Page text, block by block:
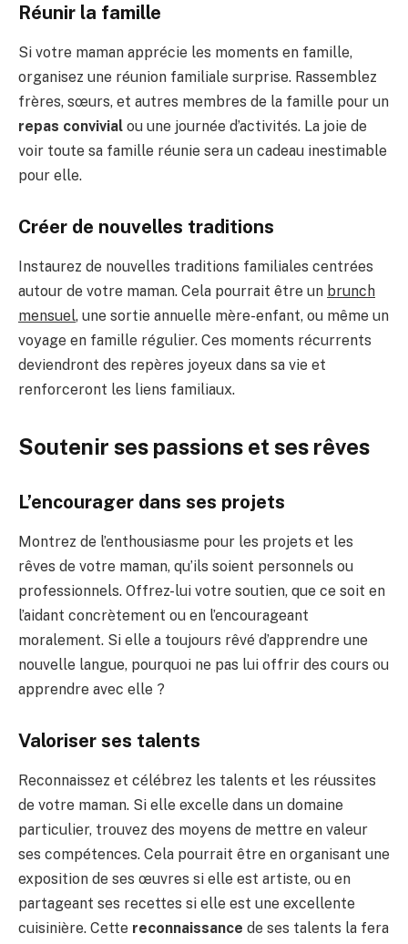
Réunir la famille
Si votre maman apprécie les moments en famille,
organisez une réunion familiale surprise. Rassemblez
frères, sœurs, et autres membres de la famille pour un
repas convivial ou une journée d’activités. La joie de
voir toute sa famille réunie sera un cadeau inestimable
pour elle.
Créer de nouvelles traditions
Instaurez de nouvelles traditions familiales centrées
autour de votre maman. Cela pourrait être un brunch
mensuel, une sortie annuelle mère-enfant, ou même un
voyage en famille régulier. Ces moments récurrents
deviendront des repères joyeux dans sa vie et
renforceront les liens familiaux.
Soutenir ses passions et ses rêves
L’encourager dans ses projets
Montrez de l’enthousiasme pour les projets et les
rêves de votre maman, qu’ils soient personnels ou
professionnels. Offrez-lui votre soutien, que ce soit en
l’aidant concrètement ou en l’encourageant
moralement. Si elle a toujours rêvé d’apprendre une
nouvelle langue, pourquoi ne pas lui offrir des cours ou
apprendre avec elle ?
Valoriser ses talents
Reconnaissez et célébrez les talents et les réussites
de votre maman. Si elle excelle dans un domaine
particulier, trouvez des moyens de mettre en valeur
ses compétences. Cela pourrait être en organisant une
exposition de ses œuvres si elle est artiste, ou en
partageant ses recettes si elle est une excellente
cuisinière. Cette reconnaissance de ses talents la fera